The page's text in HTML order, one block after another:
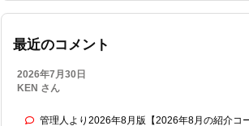
最近のコメント
2026年7月30日
KEN さん
管理人より2026年8月版【2026年8月の紹介コ